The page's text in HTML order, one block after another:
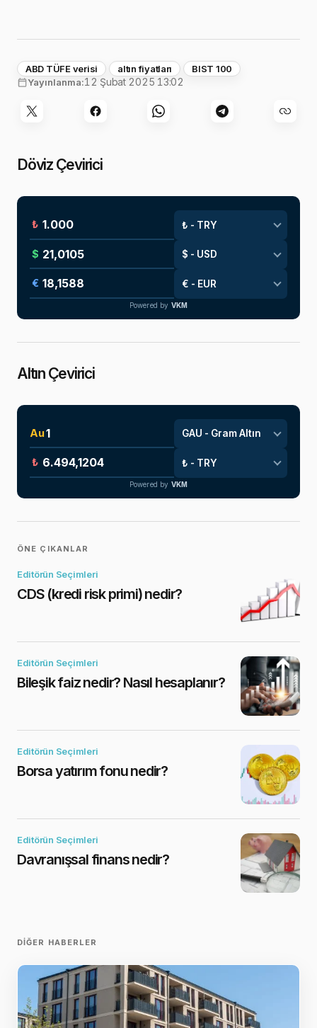
ABD TÜFE verisi altın fiyatları
BIST 100
Yayınlanma:12 Şubat 2025 13:02
Döviz Çevirici
₺
$
€
Powered by VKM
Altın Çevirici
Au
₺
Powered by VKM
ÖNE ÇIKANLAR
Editörün Seçimleri
CDS (kredi risk primi) nedir?
Editörün Seçimleri
Bileşik faiz nedir? Nasıl hesaplanır?
Editörün Seçimleri
Borsa yatırım fonu nedir?
Editörün Seçimleri
Davranışsal finans nedir?
DIĞER HABERLER